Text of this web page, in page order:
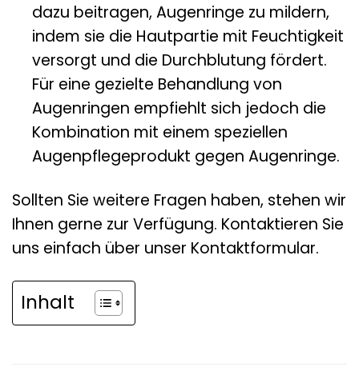
dazu beitragen, Augenringe zu mildern,
indem sie die Hautpartie mit Feuchtigkeit
versorgt und die Durchblutung fördert.
Für eine gezielte Behandlung von
Augenringen empfiehlt sich jedoch die
Kombination mit einem speziellen
Augenpflegeprodukt gegen Augenringe.
Sollten Sie weitere Fragen haben, stehen wir
Ihnen gerne zur Verfügung. Kontaktieren Sie
uns einfach über unser Kontaktformular.
Inhalt